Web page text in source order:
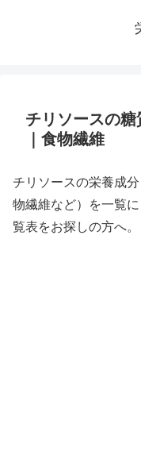
チリソースの
｜食物繊維
チリソースの栄養成
物繊維など）を一覧
覧表をお探しの方へ。